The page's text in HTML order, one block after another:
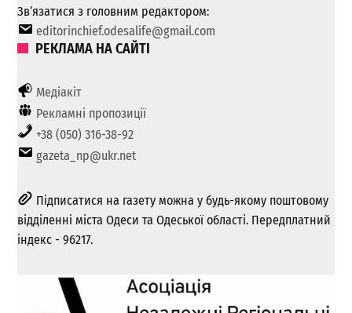
Зв’язатися з головним редактором:
editorinchief.odesalife@gmail.com
РЕКЛАМА НА САЙТІ
Медіакіт
Рекламні пропозиції
+38 (050) 316-38-92
gazeta_np@ukr.net
Підписатися на газету можна у будь-якому поштовому
відділенні міста Одеси та Одеської області. Передплатний
індекс - 96217.